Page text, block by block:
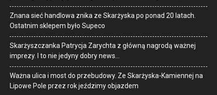
Znana sieć handlowa znika ze Skarżyska po ponad 20 latach.
Ostatnim sklepem było Supeco
Skarżyszczanka Patrycja Zarychta z główną nagrodą ważnej
imprezy. I to nie jedyny dobry news…
Ważna ulica i most do przebudowy. Ze Skarżyska-Kamiennej na
Lipowe Pole przez rok jeździmy objazdem